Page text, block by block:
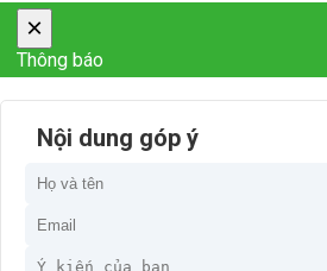
×
Thông báo
Nội dung góp ý